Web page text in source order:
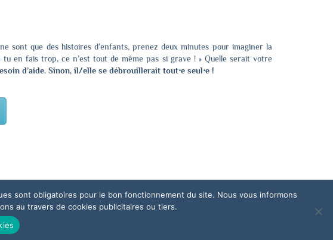
sont que des histoires d’enfants, prenez deux minutes pour imaginer la
en fais trop, ce n’est tout de même pas si grave ! » Quelle serait votre
d’aide. Sinon, il/elle se débrouillerait tout⋅e seul⋅e !
sont obligatoires pour le bon fonctionnement du site. Nous vous informons
au travers de cookies publicitaires ou tiers.